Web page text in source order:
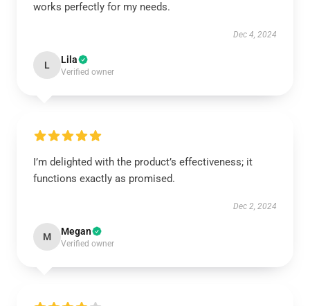
works perfectly for my needs.
Dec 4, 2024
L Lila
Verified owner
I’m delighted with the product’s effectiveness; it
functions exactly as promised.
Dec 2, 2024
M Megan
Verified owner